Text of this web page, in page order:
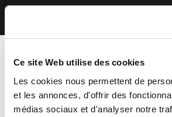
Ce site Web utilise des cookies
Les cookies nous permettent de
et les annonces, d'offrir des
médias sociaux et d'analyser notre